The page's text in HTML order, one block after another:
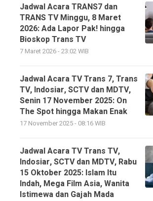
Jadwal Acara TRANS7 dan
TRANS TV Minggu, 8 Maret
2026: Ada Lapor Pak! hingga
Bioskop Trans TV
7 Maret 2026 - 23:02 WIB
Jadwal Acara TV Trans 7, Trans
TV, Indosiar, SCTV dan MDTV,
Senin 17 November 2025: On
The Spot hingga Makan Enak
17 November 2025 - 08:16 WIB
Jadwal Acara TV Trans TV,
Indosiar, SCTV dan MDTV, Rabu
15 Oktober 2025: Islam Itu
Indah, Mega Film Asia, Wanita
Istimewa dan Gajah Mada